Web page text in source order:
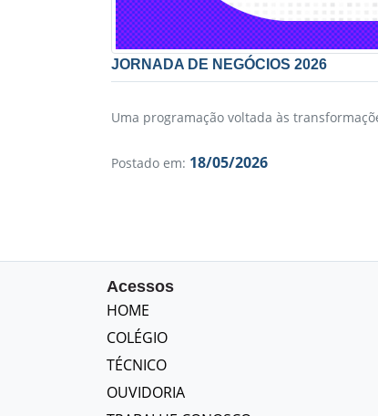
JORNADA DE NEGÓCIOS 2026
Uma programação voltada às
Postado em: 18/05/2026
Acessos
HOME
COLÉGIO
TÉCNICO
OUVIDORIA